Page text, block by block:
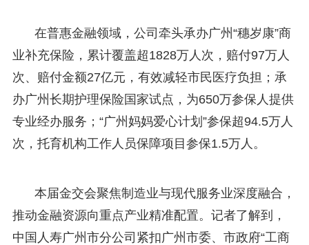
在普惠金融领域，公司牵头承办广州“穗岁康”商
业补充保险，累计覆盖超1828万人次，赔付97万人
次、赔付金额27亿元，有效减轻市民医疗负担；承
办广州长期护理保险国家试点，为650万参保人提供
专业经办服务；“广州妈妈爱心计划”参保超94.5万人
次，托育机构工作人员保障项目参保1.5万人。
本届金交会聚焦制造业与现代服务业深度融合，
推动金融资源向重点产业精准配置。记者了解到，
中国人寿广州市分公司紧扣广州市委、市政府“工商